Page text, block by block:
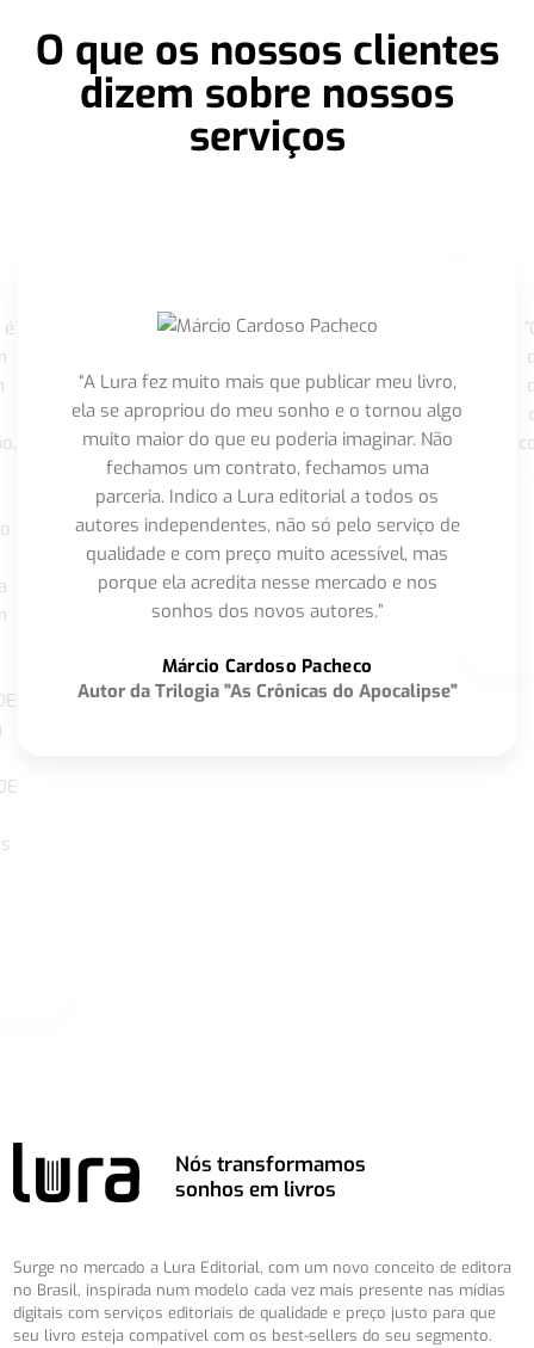
O que os nossos clientes
dizem sobre nossos
serviços
“A Lura fez muito mais que publicar meu livro,
ela se apropriou do meu sonho e o tornou algo
muito maior do que eu poderia imaginar. Não
fechamos um contrato, fechamos uma
parceria. Indico a Lura editorial a todos os
autores independentes, não só pelo serviço de
qualidade e com preço muito acessível, mas
porque ela acredita nesse mercado e nos
sonhos dos novos autores.”
Márcio Cardoso Pacheco
Autor da Trilogia "As Crônicas do Apocalipse"
Nós transformamos
sonhos em livros
Surge no mercado a Lura Editorial, com um novo conceito de editora
no Brasil, inspirada num modelo cada vez mais presente nas mídias
digitais com serviços editoriais de qualidade e preço justo para que
seu livro esteja compatível com os best-sellers do seu segmento.